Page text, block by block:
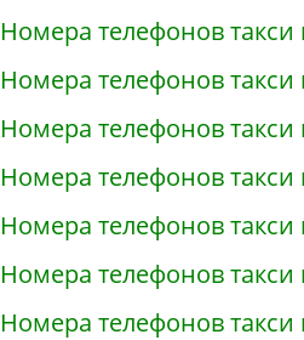
Номера телефонов такси
Номера телефонов такси
Номера телефонов такси
Номера телефонов такси
Номера телефонов такси
Номера телефонов
Номера телефонов такси